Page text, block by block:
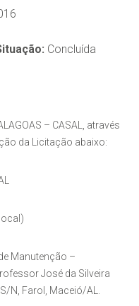
Concluída
– CASAL, através
da Licitação abaixo:
Manutenção –
José da Silveira
N, Farol, Maceió/AL.